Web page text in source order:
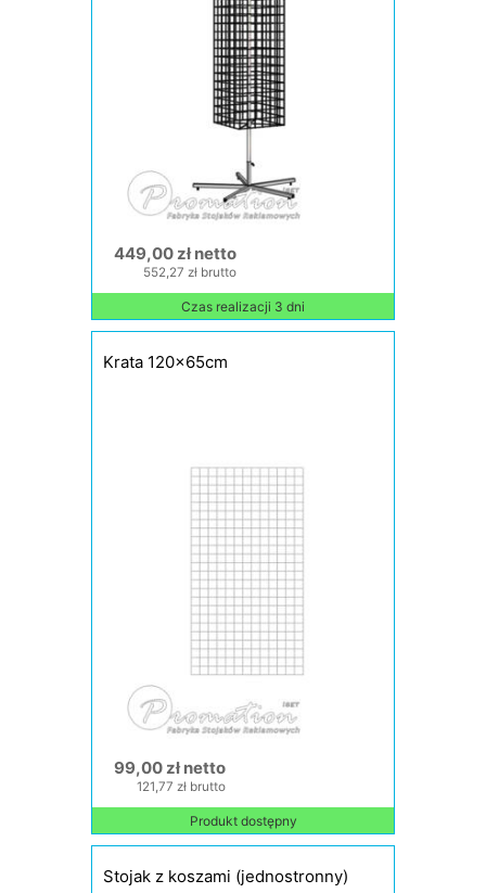
449,00 zł netto
552,27 zł brutto
Czas realizacji 3 dni
Krata 120x65cm
99,00 zł netto
121,77 zł brutto
Produkt dostępny
Stojak z koszami (jednostronny)